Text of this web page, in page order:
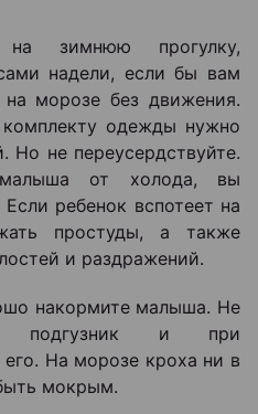
на зимнюю прогулку,
надели, если бы вам
на морозе без движения.
одежды нужно
Но не переусердствуйте.
малыша от холода, вы
ребенок вспотеет на
простуды, а также
и раздражений.
накормите малыша. Не
подгузник и при
На морозе кроха ни в
мокрым.